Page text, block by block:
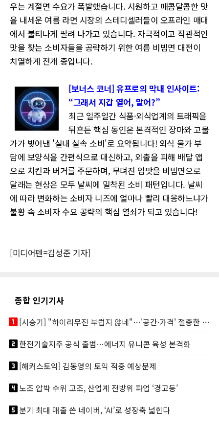
우는 계절면 수요가 폭발했습니다. 시원하고 매콤달콤한 맛
을 내세운 여름 라면 시장의 스테디셀러들이 오프라인 매대
에서 불티나게 팔려 나가고 있습니다. 자극적이고 직관적인
맛을 찾는 소비자들을 공략하기 위한 여름 비빔면 대전이
치열하게 전개 중입니다.
[보너스 코너] 유프로의 막내 인사이트:
“그래서 지갑 열어, 말어?”
최근 일주일간 식품·외식업계의 트래픽을
뒤흔든 핵심 동인은 본격적인 장마와 고물
가가 빚어낸 '실내 실속 소비'로 요약됩니다! 외식 물가 부
담에 보양식을 간편식으로 대신하고, 외출을 피해 배달 앱
으로 치킨과 버거를 주문하며, 무뎌진 입맛을 비빔면으로
달래는 현상은 모두 날씨에 밀착된 소비 패턴입니다. 날씨
에 따라 변화하는 소비자 니즈에 얼마나 빨리 대응하느냐가
불황 속 소비자 수요 공략의 핵심 열쇠가 되고 있습니다!
[미디어펜=김성준 기자]
종합 인기기사
looks_one
[시승기] "하이리무진 부럽지 않네"…'공간·가격' 절충한 카니발 하이루프
looks_two한전기술지주 공식 출범…에너지 유니콘 육성 본격화
looks_3[해커스토익] 김동영의 토익 적중 예상문제
looks_4노조 압박 수위 고조, 산업계 전방위 파업 ‘경고등’
looks_5분기 최대 매출 쓴 네이버, ‘AI’로 성장축 넓힌다